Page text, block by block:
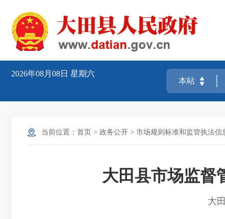
2026年08月08日 星期六
当前位置： 首页 > 政务公开 > 市场规则标准和监管执法信
大田县市场监督
大